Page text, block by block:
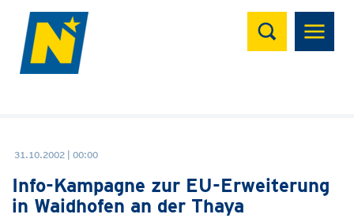
Suchen
31.10.2002 | 00:00
Info-Kampagne zur EU-Erweiterung
in Waidhofen an der Thaya